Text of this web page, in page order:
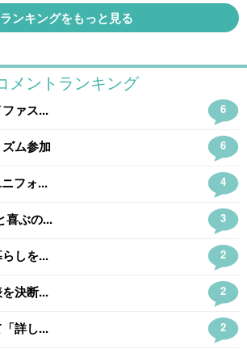
ランキングをもっと見る